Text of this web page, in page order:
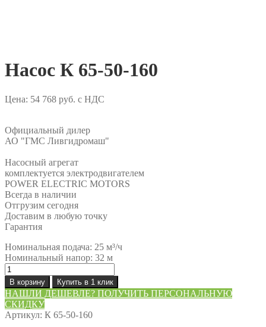
Насос К 65-50-160
Цена: 54 768 руб. с НДС
Официальный дилер
АО "ГМС Ливгидромаш"
Насосный агрегат
комплектуется электродвигателем
POWER ELECTRIC MOTORS
Всегда в наличии
Отгрузим сегодня
Доставим в любую точку
Гарантия
Номинальная подача: 25 м³/ч
Номинальный напор: 32 м
Количество
товара
Насос
К
65-
50-
В корзину Купить в 1 клик
НАШЛИ ДЕШЕВЛЕ? ПОЛУЧИТЬ ПЕРСОНАЛЬНУЮ
СКИДКУ
Артикул: К 65-50-160